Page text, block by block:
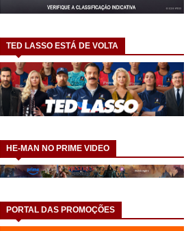
TED LASSO ESTÁ DE VOLTA
HE-MAN NO PRIME VIDEO
PORTAL DAS PROMOÇÕES